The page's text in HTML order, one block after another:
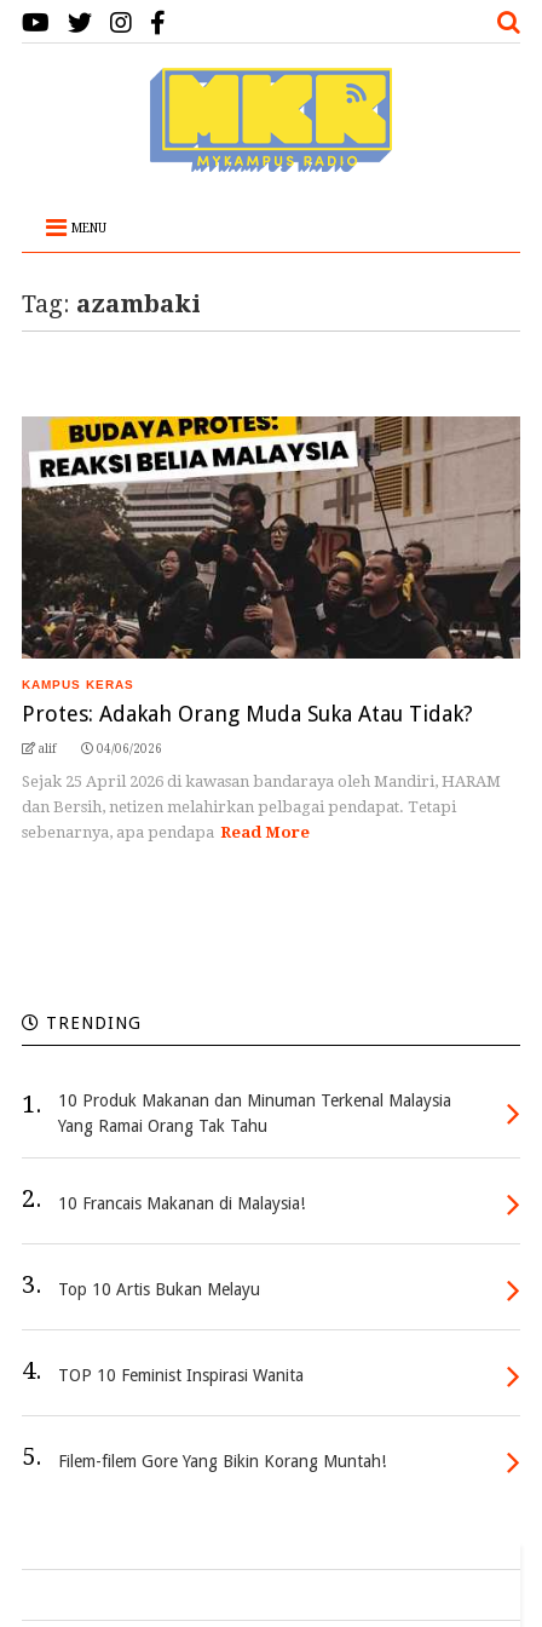
MENU
Tag: azambaki
KAMPUS KERAS
Protes: Adakah Orang Muda Suka Atau Tidak?
alif 04/06/2026
Sejak 25 April 2026 di kawasan bandaraya oleh Mandiri, HARAM
dan Bersih, netizen melahirkan pelbagai pendapat. Tetapi
sebenarnya, apa pendapa Read More
TRENDING
1.
10 Produk Makanan dan Minuman Terkenal Malaysia
Yang Ramai Orang Tak Tahu
2. 10 Francais Makanan di Malaysia!
3. Top 10 Artis Bukan Melayu
4. TOP 10 Feminist Inspirasi Wanita
5. Filem-filem Gore Yang Bikin Korang Muntah!